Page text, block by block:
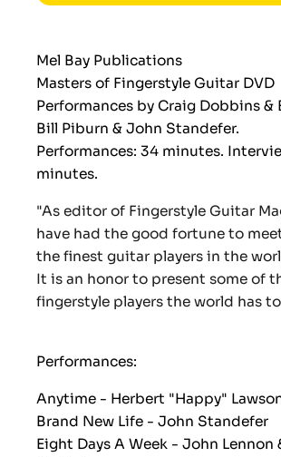
Mel Bay Publications
Masters of Fingerstyle Guitar DVD
Performances by Craig Dobbins &
Bill Piburn & John Standefer.
Performances: 34 minutes.
minutes.
"As editor of Fingerstyle Guitar
have had the good fortune to
the finest guitar players in the
It is an honor to present some of
fingerstyle players the world has
Performances:
Anytime - Herbert "Happy"
Brand New Life - John Standefer
Eight Days A Week - John Lennon